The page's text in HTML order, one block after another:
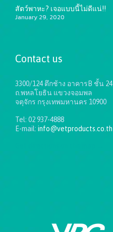
สัตว์พาหะ? เจอแบบนี้ไม่ดีแน่!!
January 29, 2020
Contact us
3300/124 ตึกช้าง อาคารB ชั้น 24
ถ.พหลโยธิน แขวงจอมพล
จตุจักร กรุงเทพมหานคร 10900
Tel: 02 937-4888
E-mail: info@vetproducts.co.th